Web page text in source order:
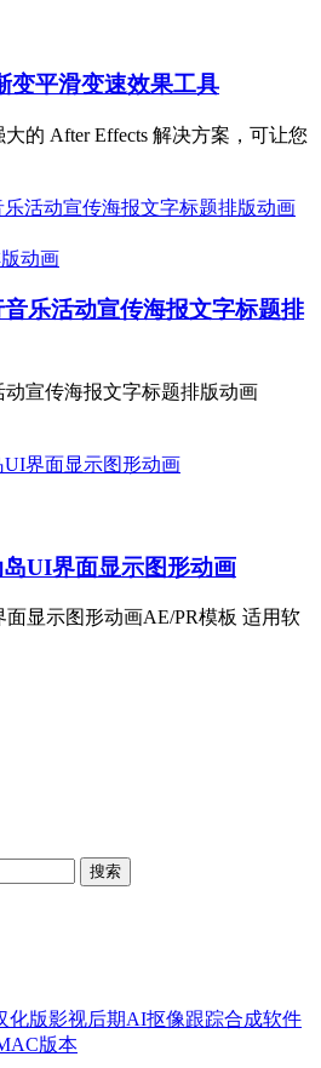
变平滑变速效果工具
的 After Effects 解决方案，可让您
动画
乐活动宣传海报文字标题排
宣传海报文字标题排版动画
UI界面显示图形动画
显示图形动画AE/PR模板 适用软